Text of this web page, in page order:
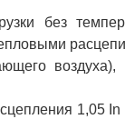
без
1,05